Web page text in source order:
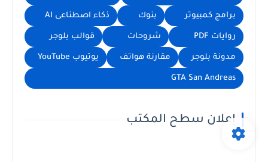
برامج كمبيوتر بنوك ذكاء اصطناعى AI
روايات PDF شروحات قوالب بلوجر
مدونة بلوجر مقارنة هواتف يوتيوب YouTube
GTA San Andreas
إعلان سطح المكتب